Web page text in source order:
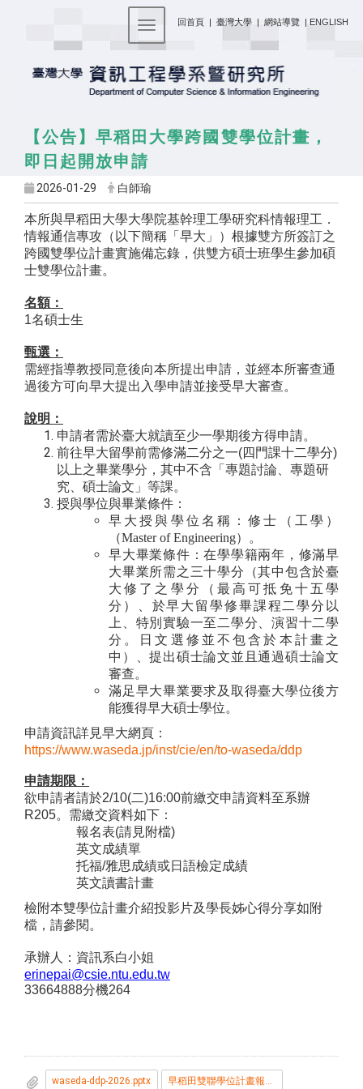
回首頁 | 臺灣大學 | 網站導覽 | ENGLISH
Toggle navigation
【公告】早稻田大學跨國雙學位計畫，
即日起開放申請
2026-01-29 白師瑜
本所與早稻田大學大學院基幹理工學研究科情報理工．
情報通信專攻（以下簡稱「早大」）根據雙方所簽訂之
跨國雙學位計畫實施備忘錄，供雙方碩士班學生參加碩
士雙學位計畫。
名額：
1名碩士生
甄選：
需經指導教授同意後向本所提出申請，並經本所審查通
過後方可向早大提出入學申請並接受早大審查。
說明：
申請者需於臺大就讀至少一學期後方得申請。
前往早大留學前需修滿二分之一(四門課十二學分)
以上之畢業學分，其中不含「專題討論、專題研
究、碩士論文」等課。
授與學位與畢業條件：
早大授與學位名稱：修士（工學）
（Master of Engineering）。
早大畢業條件：在學學籍兩年，修滿早
大畢業所需之三十學分（其中包含於臺
大修了之學分（最高可抵免十五學
分）、於早大留學修畢課程二學分以
上、特別實驗一至二學分、演習十二學
分。日文選修並不包含於本計畫之
中）、提出碩士論文並且通過碩士論文
審查。
滿足早大畢業要求及取得臺大學位後方
能獲得早大碩士學位。
申請資訊詳見早大網頁：
https://www.waseda.jp/inst/cie/en/to-waseda/ddp
申請期限：
欲申請者請於2/10(二)16:00前繳交申請資料至系辦
R205。需繳交資料如下：
報名表(請見附檔)
英文成績單
托福/雅思成績或日語檢定成績
英文讀書計畫
檢附本雙學位計畫介紹投影片及學長姊心得分享如附
檔，請參閱。
承辦人：資訊系白小姐
erinepai@csie.ntu.edu.tw
33664888分機264
waseda-ddp-2026.pptx 早稻田雙聯學位計畫報名表_2026.doc